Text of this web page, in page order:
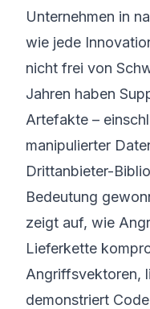
Unternehmen in
wie jede
nicht frei von
Jahren haben
Artefakte –
manipulierter
Drittanbieter-
Bedeutung
zeigt auf, wie
Lieferkette
Angriffsvektoren,
demonstriert